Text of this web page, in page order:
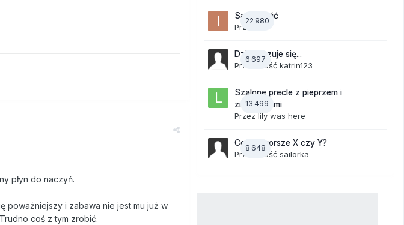
płyn do naczyń.
poważniejszy i zabawa nie jest mu już w
coś z tym zrobić.
22 980
Samotność
Przez
6 697
Dzisiaj czuje się...
Przez Gość katrin123
13 499
Szalone precle z pieprzem i
ziemniakami
Przez lily was here
8 648
Co jest gorsze X czy Y?
Przez Gość sailorka